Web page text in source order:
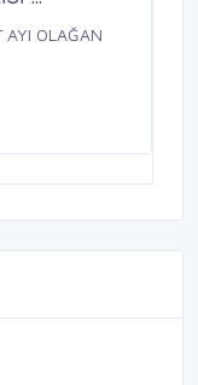
AYI OLAĞAN